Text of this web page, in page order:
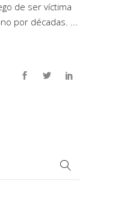
de ser víctima
por décadas.